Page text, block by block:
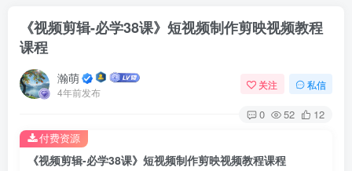
《视频剪辑-必学38课》短视频制作剪映视频教程
课程
瀚萌
4年前发布
关注 私信
0 52 12
《视频剪辑-必学38课》短视频制作剪映视频教程课程
付费资源